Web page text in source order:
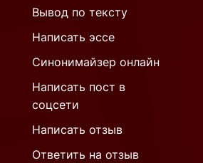
Вывод по тексту
Написать эссе
Синонимайзер онлайн
Написать пост в
соцсети
Написать отзыв
Ответить на отзыв